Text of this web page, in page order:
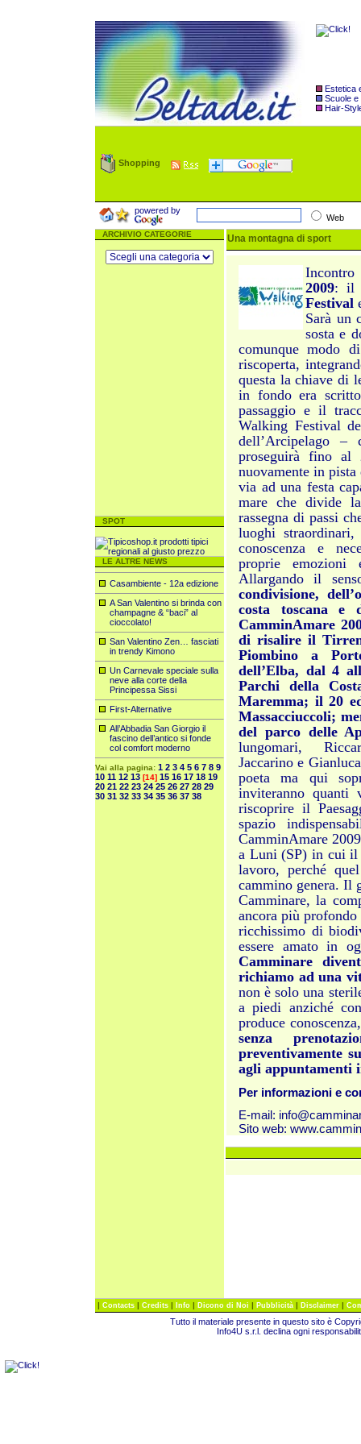
Estetica
Scuole e
Hair-
Shopping
powered by
Web
ARCHIVIO CATEGORIE
SPOT
LE ALTRE NEWS
Casambiente - 12a edizione
A San Valentino si brinda con
champagne & “baci” al
cioccolato!
San Valentino Zen… fasciati
in trendy Kimono
Un Carnevale speciale sulla
neve alla corte della
Principessa Sissi
First-Alternative
All’Abbadia San Giorgio il
fascino dell’antico si fonde
col comfort moderno
Vai alla pagina: 1 2 3 4 5 6 7 8 9
10 11 12 13 [14] 15 16 17 18 19
20 21 22 23 24 25 26 27 28 29
30 31 32 33 34 35 36 37 38
Una montagna di sport
2009: il
Festival
Sarà un
sosta e
comunque modo
riscoperta,
questa la chiave di
in fondo era
passaggio e il
Walking Festival d
dell’Arcipelago
proseguirà fino al
nuovamente in
via ad una festa
mare che divide
rassegna di passi
luoghi
conoscenza e
proprie emozioni
Allargando il
condivisione,
costa toscana e
CamminAmare
di risalire il
Piombino a
dell’Elba, dal 4
Parchi della
Maremma; il 20
Massacciuccoli;
del parco delle
lungomari,
Jaccarino e
poeta ma qui
inviteranno quanti
riscoprire il
spazio
CamminAmare
a Luni (SP) in cui il
lavoro, perché
cammino genera. Il
Camminare, la
ancora più
ricchissimo di
essere amato in
Camminare
richiamo ad una
non è solo una
a piedi anziché
produce
senza
preventivamente
agli appuntamenti
Per informazioni e
E-mail:
Sito web:
| Contacts | Credits | Info | Dicono di Noi | Pubblicità | Disclaimer |
Tutto il materiale presente in questo sito è
Info4U s.r.l. declina ogni